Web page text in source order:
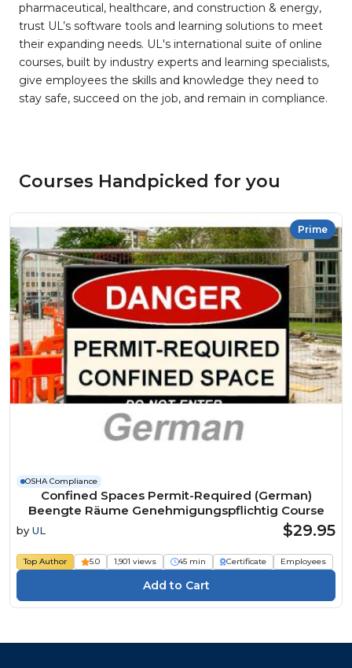
pharmaceutical, healthcare, and construction & energy,
trust UL’s software tools and learning solutions to meet
their expanding needs. UL's international suite of online
courses, built by industry experts and learning specialists,
give employees the skills and knowledge they need to
stay safe, succeed on the job, and remain in compliance.
Courses Handpicked for you
Prime
OSHA Compliance
Confined Spaces Permit-Required (German)
Beengte Räume Genehmigungspflichtig Course
by UL $29.95
Top Author 5.0 1,901 views 45 min Certificate Employees